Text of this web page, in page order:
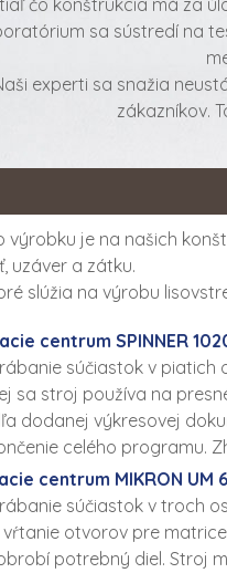
čo konštrukcia má za
sa sústredí na
experti sa snažia
zákazníkov.
výrobku je na našich
uzáver a zátku.
slúžia na výrobu
centrum SPINNER
súčiastok v
sa stroj používa na
dodanej výkresovej
celého programu.
centrum MIKRON UM
súčiastok v troch
otvorov pre
potrebný diel. Stroj